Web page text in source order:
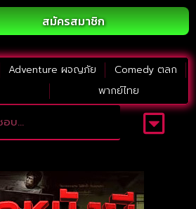
สมัครสมาชิก
Adventure ผจญภัย
Comedy ตลก
พากย์ไทย